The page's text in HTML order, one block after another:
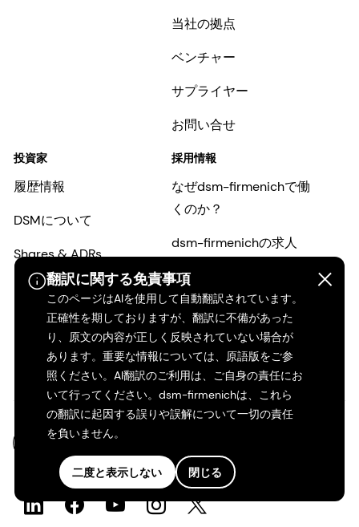
翻訳に関する免責事項
このページはAIを使用して自動翻訳されています。
正確性を期しておりますが、翻訳に不備があった
り、原文の内容が正しく反映されていない場合が
あります。重要な情報については、原語版をご参
照ください。AI翻訳のご利用は、ご自身の責任にお
いて行ってください。dsm-firmenichは、これら
の翻訳に起因する誤りや誤解について一切の責任
を負いません。
二度と表示しない 閉じる
当社の拠点
ベンチャー
サプライヤー
お問い合せ
投資家
履歴情報
DSMについて
Shares & ADRs
採用情報
なぜdsm-firmenichで働
くのか？
dsm-firmenichの求人
キャリアストーリー
インクルージョンと帰属
感
初期の経歴
JA-JP